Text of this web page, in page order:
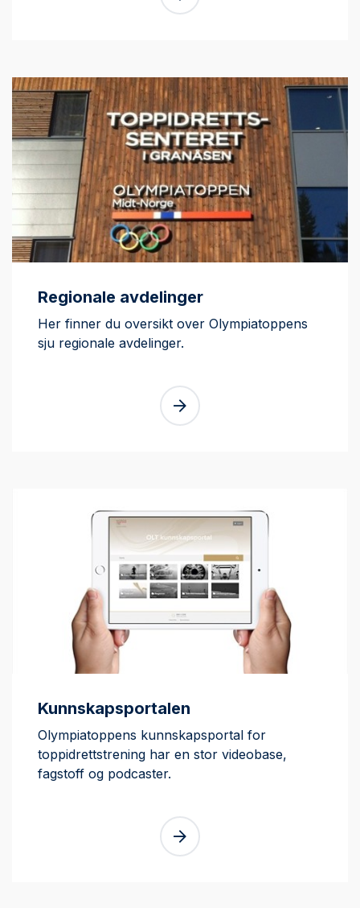
Regionale avdelinger
Her finner du oversikt over Olympiatoppens
sju regionale avdelinger.
Kunnskapsportalen
Olympiatoppens kunnskapsportal for
toppidrettstrening har en stor videobase,
fagstoff og podcaster.